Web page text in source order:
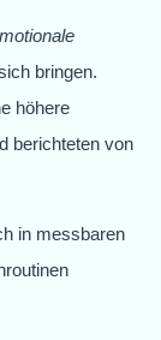
bringen.
höhere
berichteten von
in messbaren